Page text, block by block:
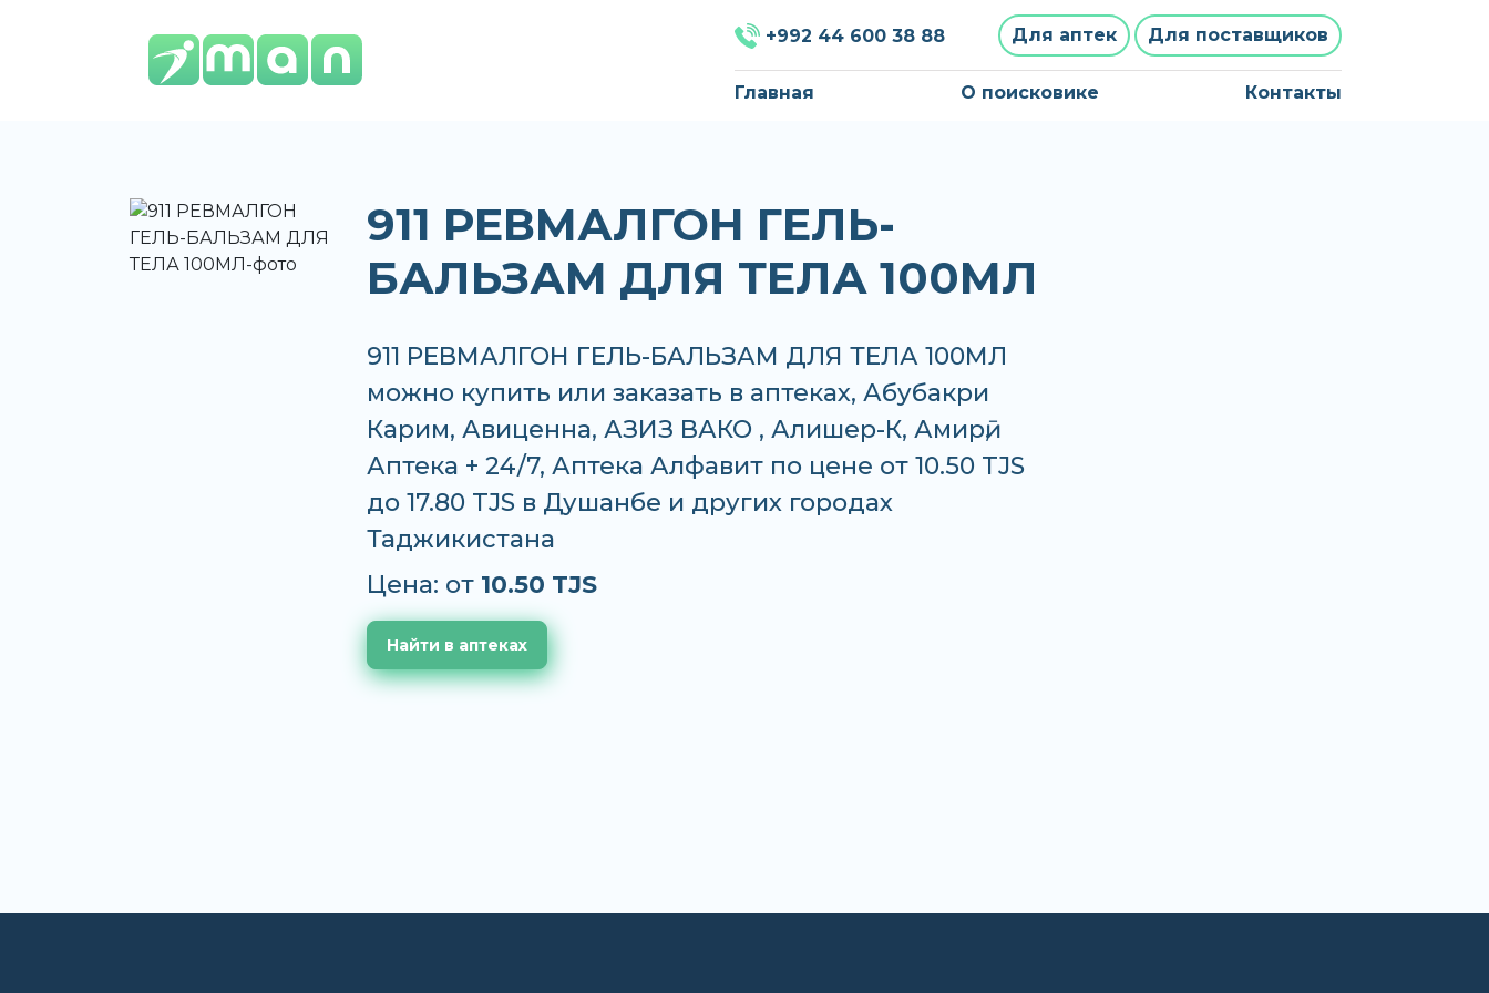
+992 44 600 38 88 Для аптек Для поставщиков
Главная О поисковике Контакты
911 РЕВМАЛГОН ГЕЛЬ-
БАЛЬЗАМ ДЛЯ ТЕЛА 100МЛ
911 РЕВМАЛГОН ГЕЛЬ-БАЛЬЗАМ ДЛЯ ТЕЛА 100МЛ
можно купить или заказать в аптеках, Абубакри
Карим, Авиценна, АЗИЗ ВАКО , Алишер-К, Амирӣ,
Аптека + 24/7, Аптека Алфавит по цене от 10.50 TJS
до 17.80 TJS в Душанбе и других городах
Таджикистана
Цена: от 10.50 TJS
Найти в аптеках